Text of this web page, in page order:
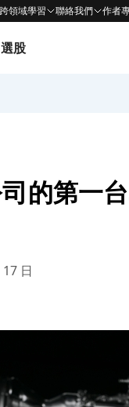
跨領域學習 聯絡我們 作者
股
的第一
日